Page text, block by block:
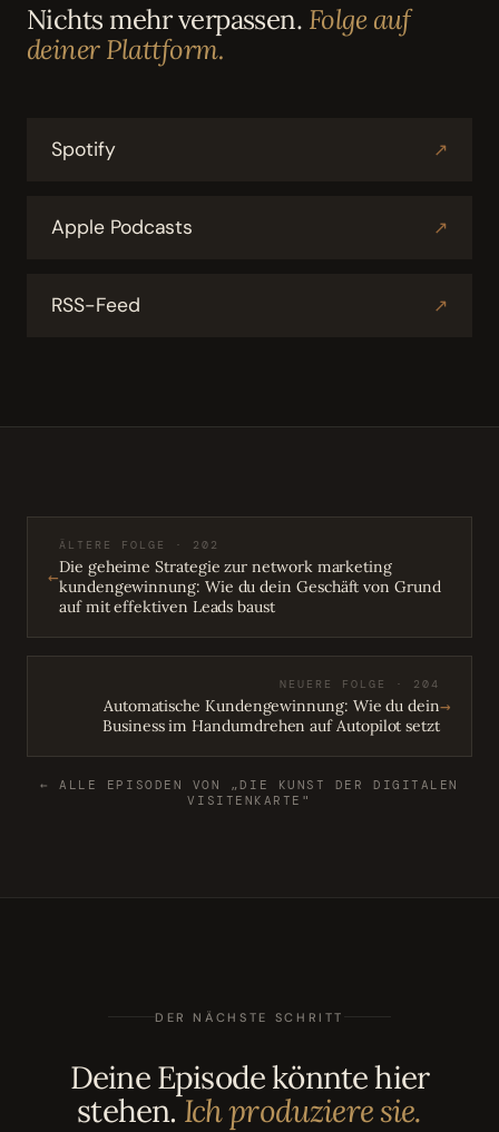
Nichts mehr verpassen. Folge auf
deiner Plattform.
Spotify ↗
Apple Podcasts ↗
RSS-Feed ↗
←
ÄLTERE FOLGE · 202
Die geheime Strategie zur network marketing
kundengewinnung: Wie du dein Geschäft von Grund
auf mit effektiven Leads baust
NEUERE FOLGE · 204
Automatische Kundengewinnung: Wie du dein
Business im Handumdrehen auf Autopilot setzt
→
← ALLE EPISODEN VON „DIE KUNST DER DIGITALEN
VISITENKARTE"
DER NÄCHSTE SCHRITT
Deine Episode könnte hier
stehen.Ich produziere sie.